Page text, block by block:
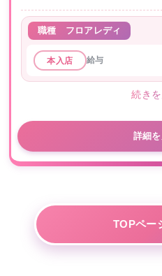
職種 フロアレディ
本入店 給与
続き
詳細
TOPペー